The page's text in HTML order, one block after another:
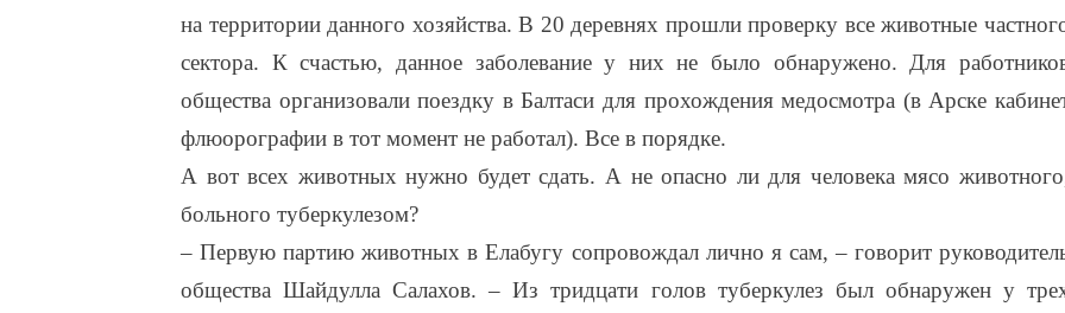
на территории данного хозяйства. В 20 деревнях прошли проверку все животные
сектора. К счастью, данное заболевание у них не было обнаружено. Для
общества организовали поездку в Балтаси для прохождения медосмотра (в Арске
флюорографии в тот момент не работал). Все в порядке.
А вот всех животных нужно будет сдать. А не опасно ли для человека мясо
больного туберкулезом?
– Первую партию животных в Елабугу сопровождал лично я сам, – говорит
общества Шайдулла Салахов. – Из тридцати голов туберкулез был обнаружен у